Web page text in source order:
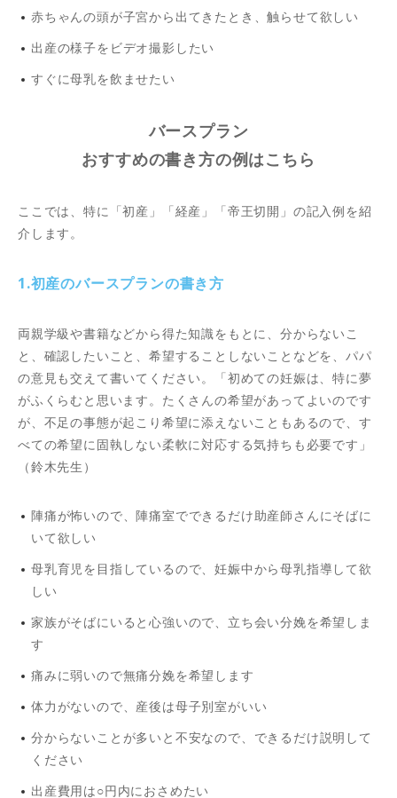
赤ちゃんの頭が子宮から出てきたとき、触らせて欲しい
出産の様子をビデオ撮影したい
すぐに母乳を飲ませたい
バースプラン
おすすめの書き方の例はこちら
ここでは、特に「初産」「経産」「帝王切開」の記入例を紹
介します。
1.初産のバースプランの書き方
両親学級や書籍などから得た知識をもとに、分からないこ
と、確認したいこと、希望することしないことなどを、パパ
の意見も交えて書いてください。「初めての妊娠は、特に夢
がふくらむと思います。たくさんの希望があってよいのです
が、不足の事態が起こり希望に添えないこともあるので、す
べての希望に固執しない柔軟に対応する気持ちも必要です」
（鈴木先生）
陣痛が怖いので、陣痛室でできるだけ助産師さんにそばに
いて欲しい
母乳育児を目指しているので、妊娠中から母乳指導して欲
しい
家族がそばにいると心強いので、立ち会い分娩を希望しま
す
痛みに弱いので無痛分娩を希望します
体力がないので、産後は母子別室がいい
分からないことが多いと不安なので、できるだけ説明して
ください
出産費用は○円内におさめたい